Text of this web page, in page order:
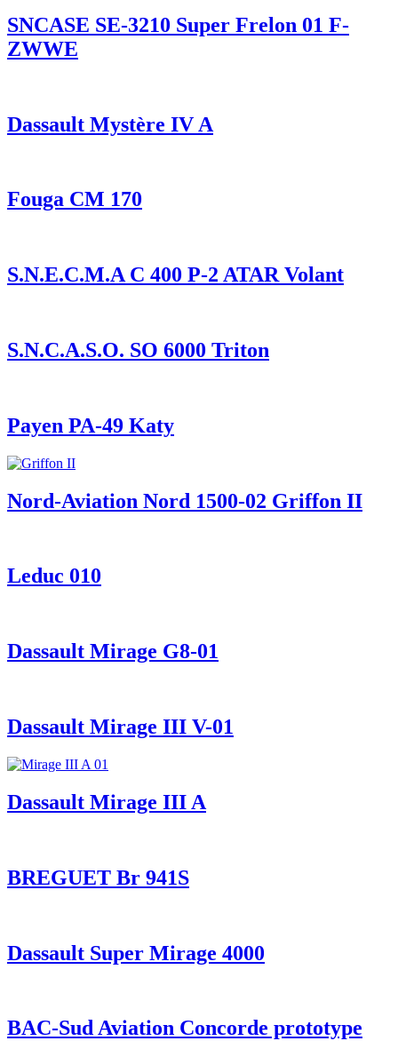
SNCASE SE-3210 Super Frelon 01 F-
ZWWE
Dassault Mystère IV A
Fouga CM 170
S.N.E.C.M.A C 400 P-2 ATAR Volant
S.N.C.A.S.O. SO 6000 Triton
Payen PA-49 Katy
Nord-Aviation Nord 1500-02 Griffon II
Leduc 010
Dassault Mirage G8-01
Dassault Mirage III V-01
Dassault Mirage III A
BREGUET Br 941S
Dassault Super Mirage 4000
BAC-Sud Aviation Concorde prototype